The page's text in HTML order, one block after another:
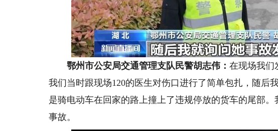
鄂州市公安局交通管理支队民警胡志伟：在现场我们
我们当时跟现场120的医生对伤口进行了简单包扎，随后
是骑电动车在回家的路上撞上了违规停放的货车的尾部
事故。